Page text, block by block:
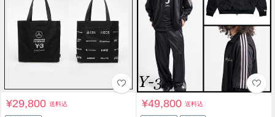
¥29,800送料込 ¥49,800送料込